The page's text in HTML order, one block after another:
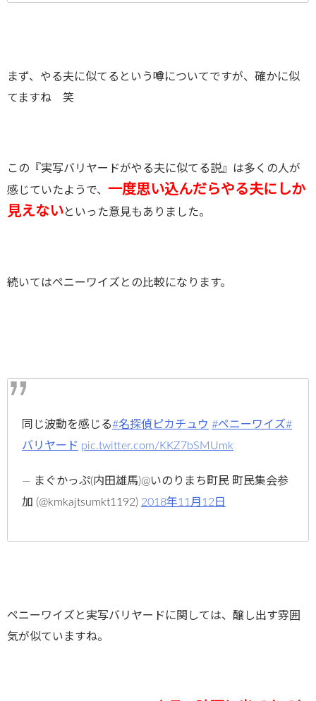
まず、やる夫に似てるという噂についてですが、確かに似
てますね 笑
この『実写バリヤードがやる夫に似てる説』は多くの人が
感じていたようで、 一度思い込んだらやる夫にしか
見えないといった意見もありました。
続いてはペニーワイズとの比較になります。
同じ波動を感じる#名探偵ピカチュウ #ペニーワイズ#
バリヤード pic.twitter.com/KKZ7bSMUmk
— まぐかっぷ(内田雄馬)@いのりまち町民 町民集会参
加 (@kmkajtsumkt1192) 2018年11月12日
ペニーワイズと実写バリヤードに関しては、醸し出す雰囲
気が似ていますね。